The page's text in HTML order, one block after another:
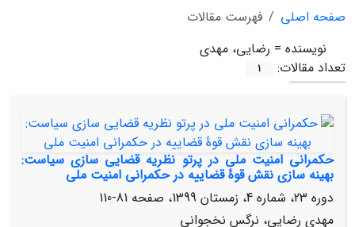
صفحه اصلی
فهرست مقالات
نویسنده = رضایی، مهدی
تعداد مقالات:
1
حکمرانی امنیت ملی در پرتو نظریه قضایی‏ سازی سیاست:
بهینه‏ سازی نقش قوۀ قضاییه در حکمرانی امنیت ملی
دوره 23، شماره 4، زمستان 1399، صفحه
81-110
مهدی رضایی، نرگس نخجوانی